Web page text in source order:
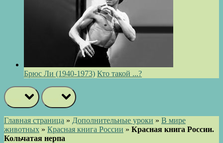
Брюс Ли (1940-1973) Кто такой ...?
Главная страница » Дополнительные уроки » В мире
животных » Красная книга России » Красная книга России.
Кольчатая нерпа